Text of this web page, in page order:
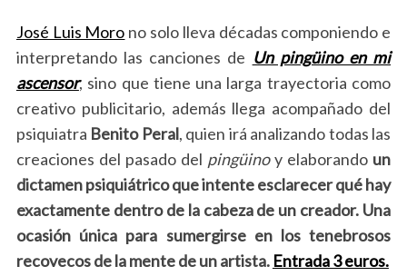
José Luis Moro no solo lleva décadas componiendo e
interpretando las canciones de Un pingüino en mi
ascensor, sino que tiene una larga trayectoria como
creativo publicitario, además llega acompañado del
psiquiatra Benito Peral, quien irá analizando todas las
creaciones del pasado del pingüinoy elaborando un
dictamen psiquiátrico que intente esclarecer qué hay
exactamente dentro de la cabeza de un creador. Una
ocasión única para sumergirse en los tenebrosos
recovecos de la mente de un artista. Entrada 3 euros.